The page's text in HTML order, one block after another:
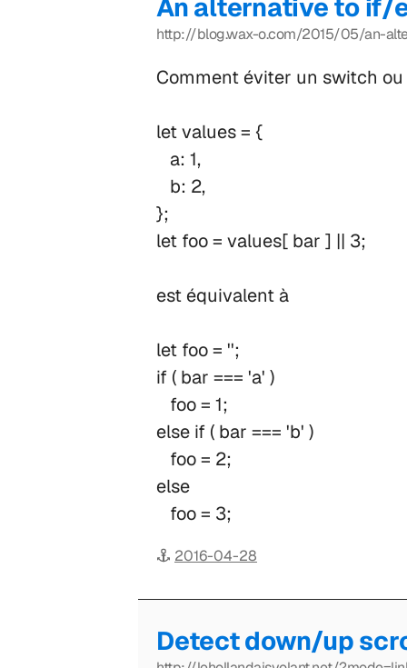
An alternative to if/
http://blog.wax-o.com/2015/05/an-
Comment éviter un switch
let values = {
a: 1,
b: 2,
};
let foo = values[ bar ] || 3;
est équivalent à
let foo = '';
if ( bar === 'a' )
foo = 1;
else if ( bar === 'b' )
foo = 2;
else
foo = 3;
2016-04-28
Detect down/up